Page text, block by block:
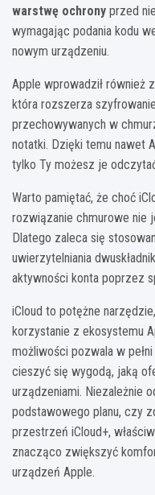
warstwę ochrony przed
wymagając podania kodu
nowym urządzeniu.
Apple wprowadził również
która rozszerza
przechowywanych w
notatki. Dzięki temu nawet
tylko Ty możesz je
Warto pamiętać, że choć
rozwiązanie chmurowe nie
Dlatego zaleca się
uwierzytelniania
aktywności konta poprzez
iCloud to potężne
korzystanie z ekosystemu
możliwości pozwala w
cieszyć się wygodą, jaką
urządzeniami. Niezależnie
podstawowego planu, czy
przestrzeń iCloud+,
znacząco zwiększyć
urządzeń Apple.